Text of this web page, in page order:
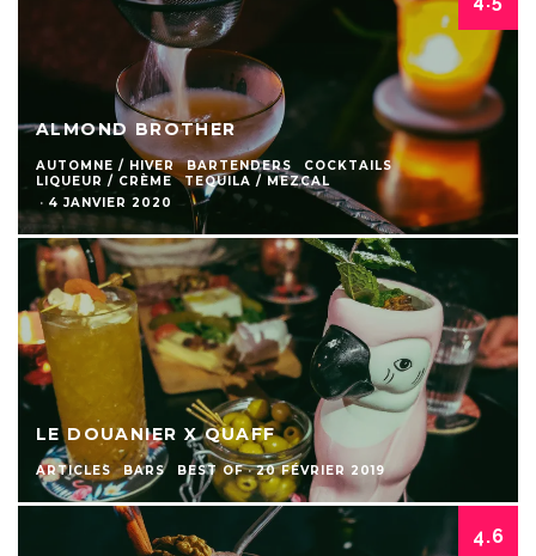
ALMOND BROTHER
AUTOMNE / HIVER BARTENDERS
COCKTAILS
LIQUEUR / CRÈME
TEQUILA / MEZCAL
· 4 JANVIER 2020
LE DOUANIER X QUAFF
ARTICLES BARS BEST OF · 20 FÉVRIER 2019
4.6